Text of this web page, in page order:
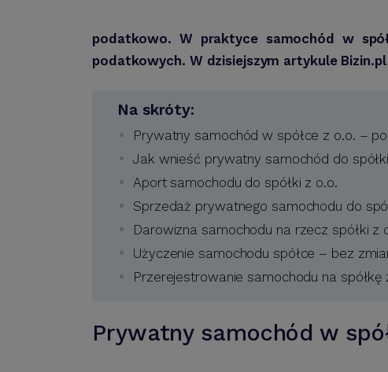
podatkowo. W praktyce samochód w
podatkowych. W dzisiejszym artykule
Na skróty:
Prywatny samochód w spółce z o.o. –
Jak wnieść prywatny samochód do
Aport samochodu do spółki z o.o.
Sprzedaż prywatnego samochodu do
Darowizna samochodu na rzecz spółki z
Użyczenie samochodu spółce – bez
Przerejestrowanie samochodu na spółkę
Prywatny samochód w